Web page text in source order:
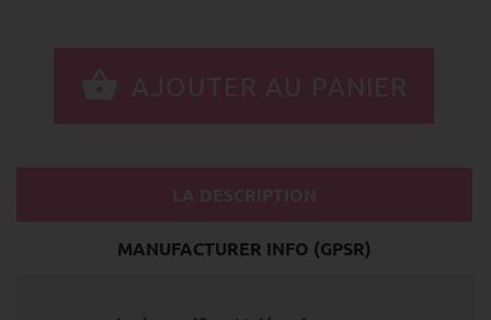
MANUFACTURER INFO (GPSR)